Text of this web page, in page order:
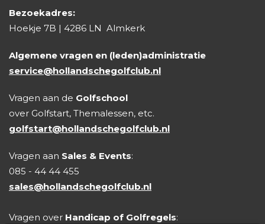
Bezoekadres:
Hoekje 7B | 4286 LN Almkerk
Algemene vragen en (leden)administratie
service@hollandschegolfclub.nl
Vragen aan de Golfschool
over Golfstart, Themalessen, etc.
golfstart@hollandschegolfclub.nl
Vragen aan Sales & Events:
085 - 44 44 455
sales@hollandschegolfclub.nl
Vragen over Handicap of Golfregels: